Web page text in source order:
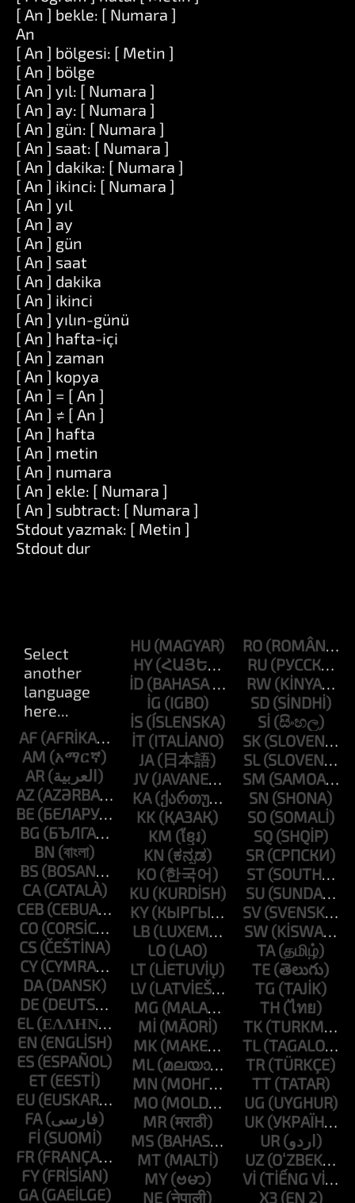
[ An ] bekle: [ Numara ]
An
[ An ] bölgesi: [ Metin ]
[ An ] bölge
[ An ] yıl: [ Numara ]
[ An ] ay: [ Numara ]
[ An ] gün: [ Numara ]
[ An ] saat: [ Numara ]
[ An ] dakika: [ Numara ]
[ An ] ikinci: [ Numara ]
[ An ] yıl
[ An ] ay
[ An ] gün
[ An ] saat
[ An ] dakika
[ An ] ikinci
[ An ] yılın-günü
[ An ] hafta-içi
[ An ] zaman
[ An ] kopya
[ An ] = [ An ]
[ An ] ≠ [ An ]
[ An ] hafta
[ An ] metin
[ An ] numara
[ An ] ekle: [ Numara ]
[ An ] subtract: [ Numara ]
Stdout yazmak: [ Metin ]
Stdout dur
AF
AM
AR
AZ
BE
BG
BN
BS
CA
CEB
CO
CS
CY
DA
DE
EL
EN
ES
ET
EU
FA
FI
FR
FY
GA
HU
HY
ID
IG
IS
IT
JA
JV
KA
KK
KM
KN
KO
KU
KY
LB
LO
LT
LV
MG
MI
MK
ML
MN
MO
MR
MS
MT
MY
NE
RO
RU
RW
SD
SI
SK
SL
SM
SN
SO
SQ
SR
ST
SU
SV
SW
TA
TE
TG
TH
TK
TL
TR
TT
UG
UK
UR
UZ
VI
X3